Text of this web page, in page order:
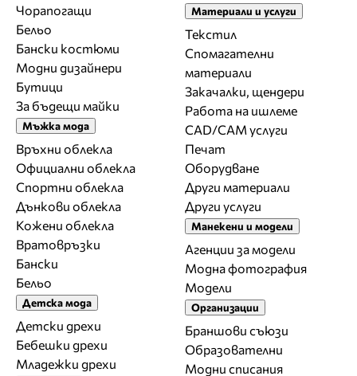
Чорапогащи
Бельо
Бански костюми
Модни дизайнери
Бутици
За бъдещи майки
Мъжка мода
Връхни облекла
Официални облекла
Спортни облекла
Дънкови облекла
Кожени облекла
Вратовръзки
Бански
Бельо
Детска мода
Детски дрехи
Бебешки дрехи
Младежки дрехи
Материали и услуги
Текстил
Спомагателни
материали
Закачалки, щендери
Работа на ишлеме
CAD/CAM услуги
Печат
Оборудване
Други материали
Други услуги
Манекени и модели
Агенции за модели
Модна фотография
Модели
Организации
Браншови съюзи
Образователни
Модни списания